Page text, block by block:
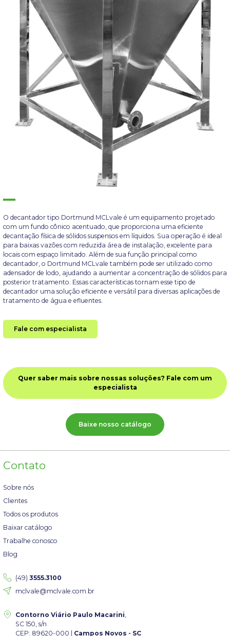
O decantador tipo Dortmund MCLvale é um equipamento projetado
com um fundo cônico acentuado, que proporciona uma eficiente
decantação física de sólidos suspensos em líquidos. Sua operação é ideal
para baixas vazões com reduzida área de instalação, excelente para
locais com espaço limitado. Além de sua função principal como
decantador, o Dortmund MCLvale também pode ser utilizado como
adensador de lodo, ajudando a aumentar a concentração de sólidos para
posterior tratamento. Essas características tornam esse tipo de
decantador uma solução eficiente e versátil para diversas aplicações de
tratamento de água e efluentes.
Fale com especialista
Quer saber mais sobre nossas soluções? Fale com um
especialista
Baixe nosso catálogo
Contato
Sobre nós
Clientes
Todos os produtos
Baixar catálogo
Trabalhe conosco
Blog
(49) 3555.3100
mclvale@mclvale.com.br
Contorno Viário Paulo Macarini
SC 150, s/n
CEP: 89620-000 | Campos Novos - SC